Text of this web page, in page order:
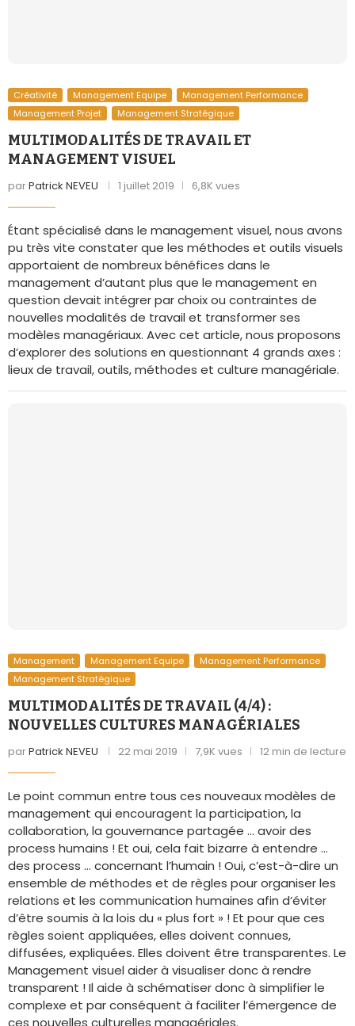
Créativité Management Equipe
Management Performance
Management Projet
Management Stratégique
MULTIMODALITÉS DE TRAVAIL ET
MANAGEMENT VISUEL
parPatrick NEVEU 1 juillet 2019 6,8K vues
Étant spécialisé dans le management visuel, nous avons
pu très vite constater que les méthodes et outils visuels
apportaient de nombreux bénéfices dans le
management d’autant plus que le management en
question devait intégrer par choix ou contraintes de
nouvelles modalités de travail et transformer ses
modèles managériaux. Avec cet article, nous proposons
d’explorer des solutions en questionnant 4 grands axes :
lieux de travail, outils, méthodes et culture managériale.
Management Management Equipe
Management Performance
Management Stratégique
MULTIMODALITÉS DE TRAVAIL (4/4) :
NOUVELLES CULTURES MANAGÉRIALES
parPatrick NEVEU 22 mai 2019 7,9K vues 12 min de lecture
Le point commun entre tous ces nouveaux modèles de
management qui encouragent la participation, la
collaboration, la gouvernance partagée … avoir des
process humains ! Et oui, cela fait bizarre à entendre …
des process … concernant l’humain ! Oui, c’est-à-dire un
ensemble de méthodes et de règles pour organiser les
relations et les communication humaines afin d’éviter
d’être soumis à la lois du « plus fort » ! Et pour que ces
règles soient appliquées, elles doivent connues,
diffusées, expliquées. Elles doivent être transparentes. Le
Management visuel aider à visualiser donc à rendre
transparent ! Il aide à schématiser donc à simplifier le
complexe et par conséquent à faciliter l’émergence de
ces nouvelles culturelles managériales.